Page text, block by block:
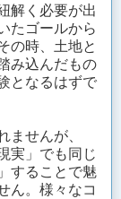
解く必要が出
たゴールから
の時、土地と
み込んだもの
となるはずで
ませんが、
実」でも同じ
することで魅
ん。様々なコ